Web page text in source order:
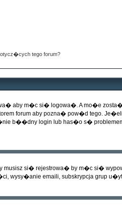
tego forum?
aby m�c si� logowa�. A mo�e
forum aby pozna� pow�d tego.
b��dny login lub has�o s�
musisz si� rejestrowa� by m�c si�
wysy�anie emaili, subskrypcja grup